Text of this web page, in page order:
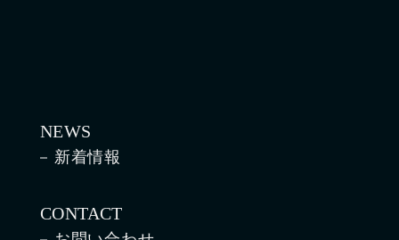
NEWS
新着情報
CONTACT